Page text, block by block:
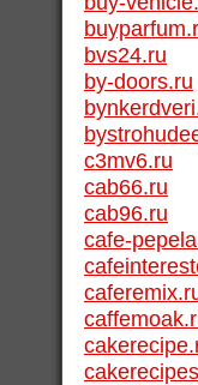
bvs24.ru
by-doors.ru
c3mv6.ru
cab66.ru
cab96.ru
cafe-